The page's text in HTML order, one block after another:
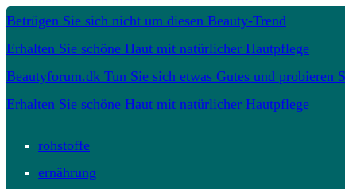
Betrügen Sie sich nicht um diesen Beauty-Trend
Erhalten Sie schöne Haut mit natürlicher Hautpflege
Beautyforum.dk Tun Sie sich etwas Gutes und probieren
Erhalten Sie schöne Haut mit natürlicher Hautpflege
rohstoffe
ernährung